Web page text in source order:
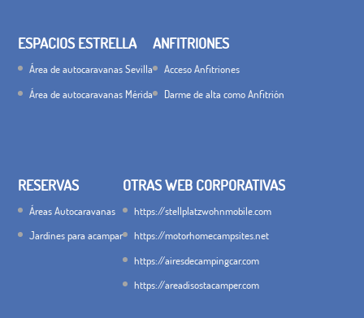
ESPACIOS ESTRELLA
Área de autocaravanas Sevilla
Área de autocaravanas Mérida
ANFITRIONES
Acceso Anfitriones
Darme de alta como Anfitrión
RESERVAS
Áreas Autocaravanas
Jardines para acampar
OTRAS WEB CORPORATIVAS
https://stellplatzwohnmobile.com
https://motorhomecampsites.net
https://airesdecampingcar.com
https://areadisostacamper.com